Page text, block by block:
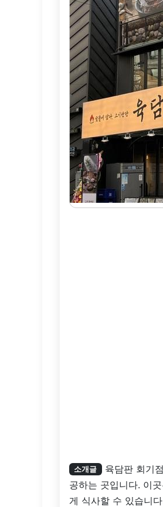
소개글
육담판 회기
공하는 곳입니다. 이
게 식사할 수 있습니